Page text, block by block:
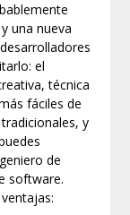
una nueva
el
técnica
fáciles de
y
de
software.